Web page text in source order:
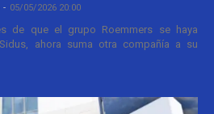
- 05/05/2026 20:00
de que el grupo Roemmers se haya
ahora suma otra compañía a su